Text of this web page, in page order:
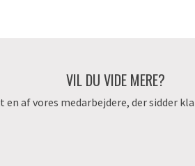
VIL DU VIDE MERE?
en af vores medarbejdere, der sidder